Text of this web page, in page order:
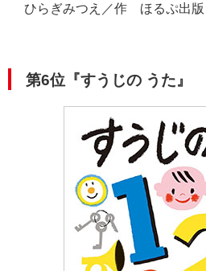
ひらぎみつえ／作 ほるぷ出版
第6位『すうじの うた』